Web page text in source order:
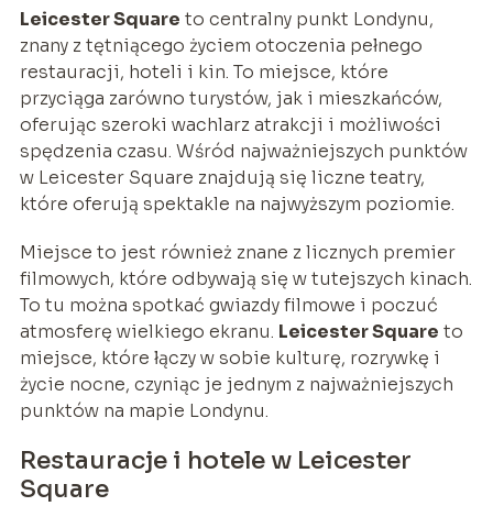
Leicester Square to centralny punkt Londynu,
znany z tętniącego życiem otoczenia pełnego
restauracji, hoteli i kin. To miejsce, które
przyciąga zarówno turystów, jak i mieszkańców,
oferując szeroki wachlarz atrakcji i możliwości
spędzenia czasu. Wśród najważniejszych punktów
w Leicester Square znajdują się liczne teatry,
które oferują spektakle na najwyższym poziomie.
Miejsce to jest również znane z licznych premier
filmowych, które odbywają się w tutejszych kinach.
To tu można spotkać gwiazdy filmowe i poczuć
atmosferę wielkiego ekranu. Leicester Square to
miejsce, które łączy w sobie kulturę, rozrywkę i
życie nocne, czyniąc je jednym z najważniejszych
punktów na mapie Londynu.
Restauracje i hotele w Leicester
Square